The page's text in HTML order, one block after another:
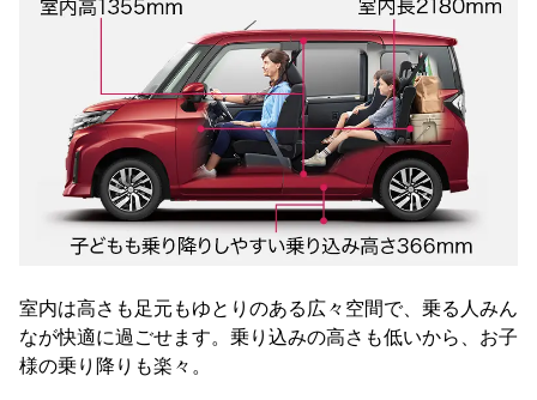
室内は高さも足元もゆとりのある広々空間で、乗る人みん
なが快適に過ごせます。乗り込みの高さも低いから、お子
様の乗り降りも楽々。